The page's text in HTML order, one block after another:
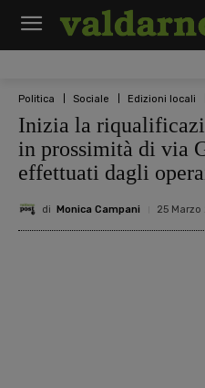
Politica Sociale Edizioni locali
Inizia la
in prossimità di via
effettuati dagli
di Monica Campani 25 Marzo